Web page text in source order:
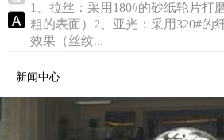
1、拉丝：采用180#的砂纸轮片打
粗的表面）2、亚光：采用320#的
效果（丝纹...
新闻中心